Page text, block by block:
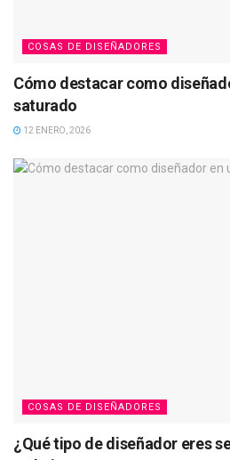
COSAS DE DISEÑADORES
Cómo destacar como
saturado
12 ENERO, 2026
COSAS DE DISEÑADORES
¿Qué tipo de diseñador eres